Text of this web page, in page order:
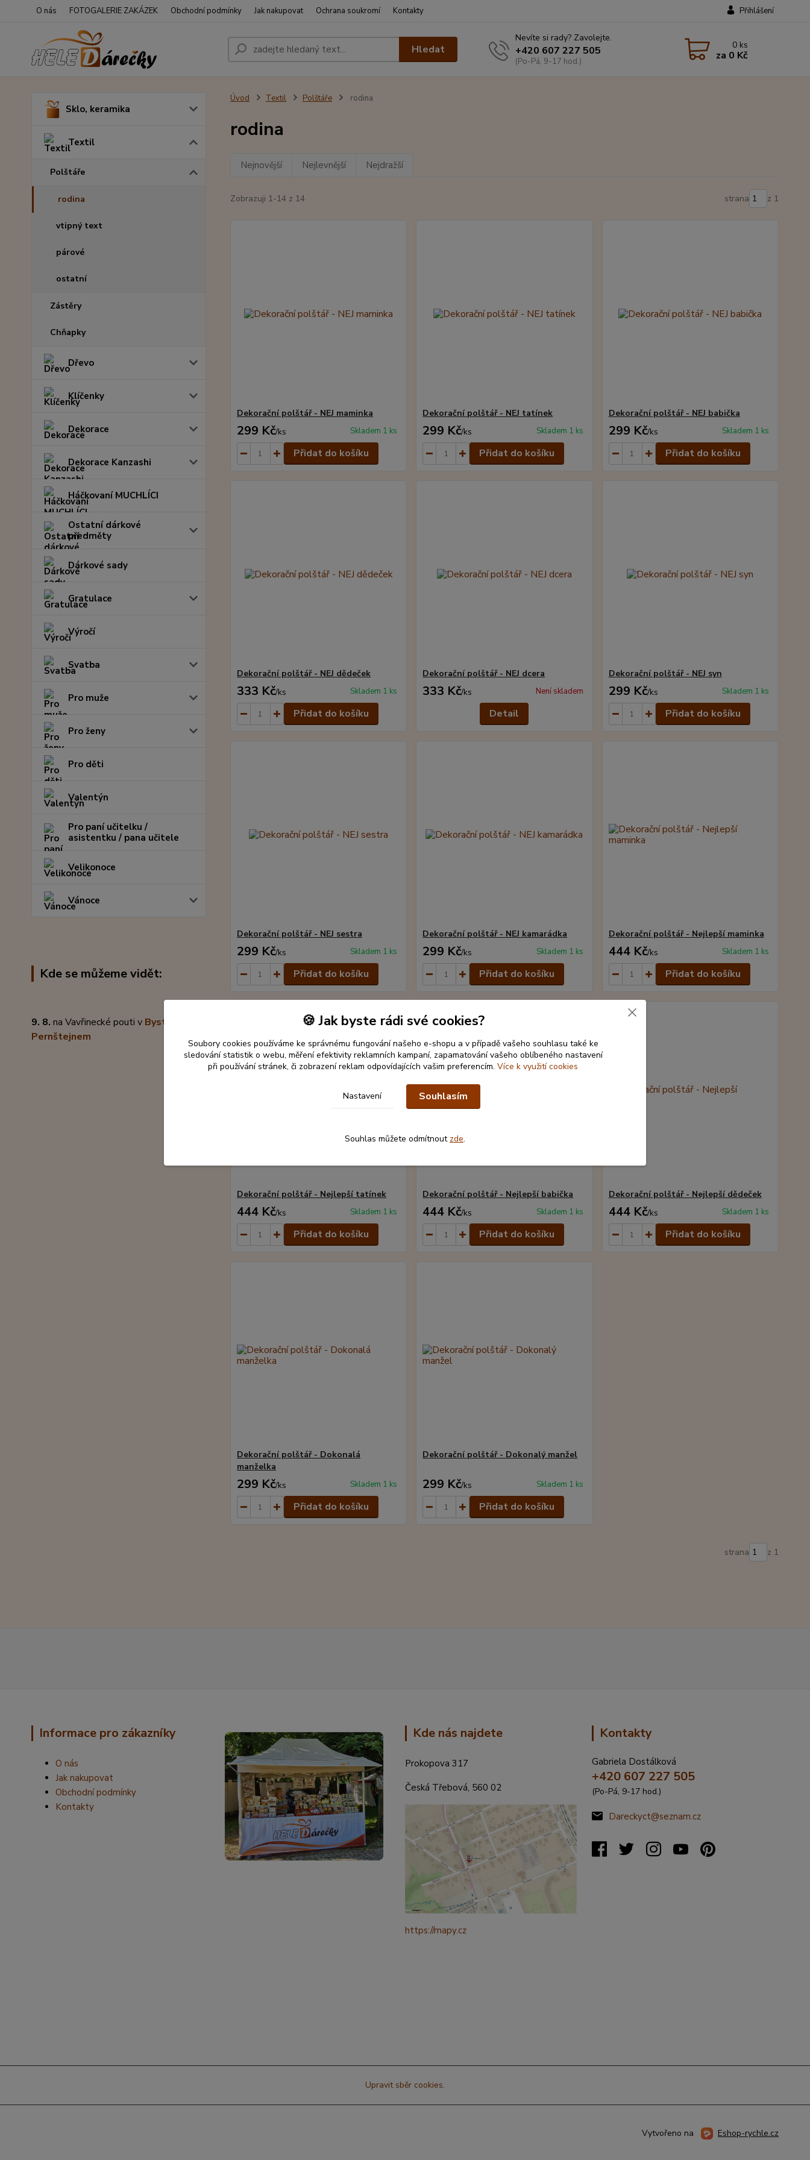
O nás FOTOGALERIE ZAKÁZEK Obchodní podmínky Jak nakupovat Ochrana soukromí Kontakty Přihlášení
Hledat
Nevíte si rady? Zavolejte.
+420 607 227 505
(Po-Pá, 9-17 hod.)
0 ks
za 0 Kč
Sklo, keramika
Textil
Polštáře
rodina
vtipný text
párové
ostatní
Zástěry
Chňapky
Dřevo
Klíčenky
Dekorace
Dekorace Kanzashi
Háčkovaní MUCHLÍCI
Ostatní dárkové
předměty
Dárkové sady
Gratulace
Výročí
Svatba
Pro muže
Pro ženy
Pro děti
Valentýn
Pro paní učitelku /
asistentku / pana učitele
Velikonoce
Vánoce
Kde se můžeme vidět:
9. 8. na Vavřinecké pouti v Bystřici pod
Pernštejnem
Úvod Textil Polštáře rodina
rodina
Nejnovější Nejlevnější Nejdražší
Zobrazuji 1-14 z 14 strana z 1
Dekorační polštář - NEJ maminka
299 Kč/ks Skladem 1 ks
Přidat do košíku
Dekorační polštář - NEJ tatínek
299 Kč/ks Skladem 1 ks
Přidat do košíku
Dekorační polštář - NEJ babička
299 Kč/ks Skladem 1 ks
Přidat do košíku
Dekorační polštář - NEJ dědeček
333 Kč/ks Skladem 1 ks
Přidat do košíku
Dekorační polštář - NEJ dcera
333 Kč/ks Není skladem
Detail
Dekorační polštář - NEJ syn
299 Kč/ks Skladem 1 ks
Přidat do košíku
Dekorační polštář - NEJ sestra
299 Kč/ks Skladem 1 ks
Přidat do košíku
Dekorační polštář - NEJ kamarádka
299 Kč/ks Skladem 1 ks
Přidat do košíku
Dekorační polštář - Nejlepší maminka
444 Kč/ks Skladem 1 ks
Přidat do košíku
Dekorační polštář - Nejlepší tatínek
444 Kč/ks Skladem 1 ks
Přidat do košíku
Dekorační polštář - Nejlepší babička
444 Kč/ks Skladem 1 ks
Přidat do košíku
Dekorační polštář - Nejlepší dědeček
444 Kč/ks Skladem 1 ks
Přidat do košíku
Dekorační polštář - Dokonalá
manželka
299 Kč/ks Skladem 1 ks
Přidat do košíku
Dekorační polštář - Dokonalý manžel
299 Kč/ks Skladem 1 ks
Přidat do košíku
strana z 1
Informace pro zákazníky
O nás
Jak nakupovat
Obchodní podmínky
Kontakty
Kde nás najdete
Prokopova 317
Česká Třebová, 560 02
https://mapy.cz
Kontakty
Gabriela Dostálková
+420 607 227 505
(Po-Pá, 9-17 hod.)
Dareckyct@seznam.cz
Upravit sběr cookies.
Vytvořeno na Eshop-rychle.cz
🍪 Jak byste rádi své cookies?
Soubory cookies používáme ke správnému fungování našeho e-shopu a v případě vašeho souhlasu také ke
sledování statistik o webu, měření efektivity reklamních kampaní, zapamatování vašeho oblíbeného nastavení
při používání stránek, či zobrazení reklam odpovídajících vašim preferencím. Více k využití cookies
Nastavení Souhlasím
Souhlas můžete odmítnout zde.